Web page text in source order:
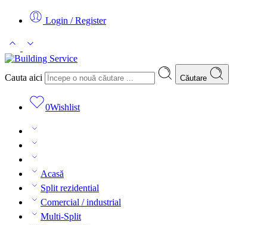
Login / Register
Cauta aici Căutare
0Wishlist
Acasă
Split rezidential
Comercial / industrial
Multi-Split